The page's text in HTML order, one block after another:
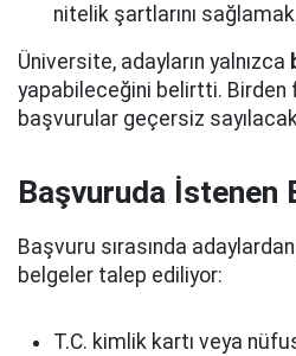
nitelik şartlarını
Üniversite, adayların yalnızca
yapabileceğini belirtti. Birden
başvurular geçersiz
Başvuruda İstenen
Başvuru sırasında
belgeler talep ediliyor:
T.C. kimlik kartı veya